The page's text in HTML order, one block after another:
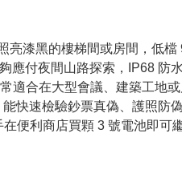
亮漆黑的樓梯間或房間，低檔
應付夜間山路探索，IP68 防
適合在大型會議、建築工地或
快速檢驗鈔票真偽、護照防
便利商店買顆 3 號電池即可